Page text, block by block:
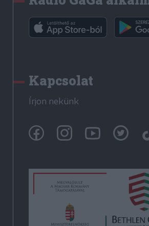
Kapcsolat
Írjon nekünk